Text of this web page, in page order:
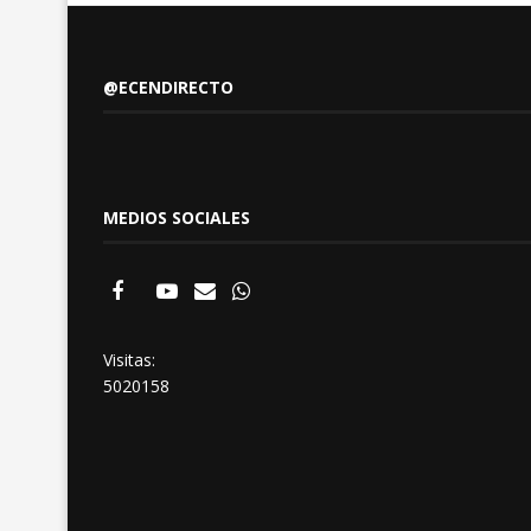
@ECENDIRECTO
MEDIOS SOCIALES
Visitas:
5020158